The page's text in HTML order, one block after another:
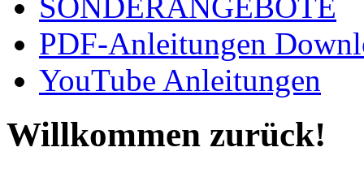
PDF-Anleitungen
YouTube Anleitungen
Willkommen zurück!